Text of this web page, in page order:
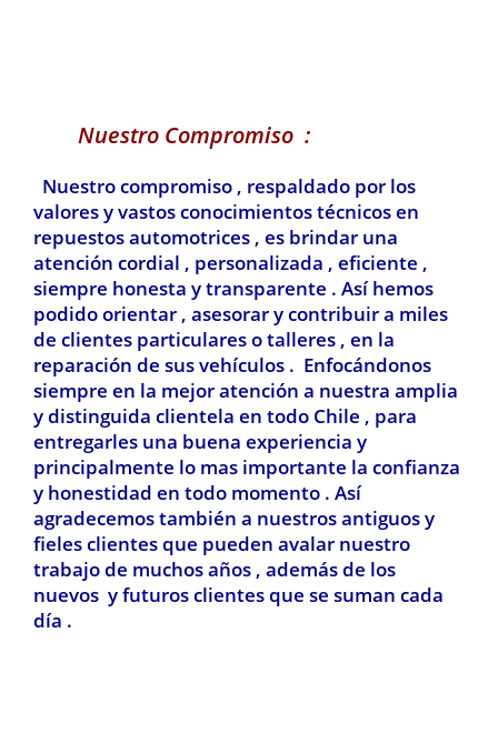
Nuestro Compromiso :
Nuestro compromiso , respaldado por los
valores y vastos conocimientos técnicos en
repuestos automotrices , es brindar una
atención cordial , personalizada , eficiente ,
siempre honesta y transparente . Así hemos
podido orientar , asesorar y contribuir a miles
de clientes particulares o talleres , en la
reparación de sus vehículos . Enfocándonos
siempre en la mejor atención a nuestra amplia
y distinguida clientela en todo Chile , para
entregarles una buena experiencia y
principalmente lo mas importante la confianza
y honestidad en todo momento . Así
agradecemos también a nuestros antiguos y
fieles clientes que pueden avalar nuestro
trabajo de muchos años , además de los
nuevos y futuros clientes que se suman cada
día .